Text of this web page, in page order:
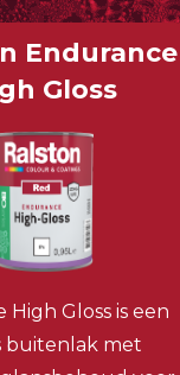
Endurance
Gloss
High Gloss is een
buitenlak met